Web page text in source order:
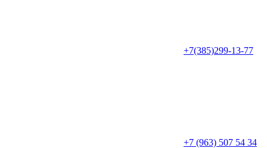
+7(385)299-13-77
+7 (963) 507 54 34